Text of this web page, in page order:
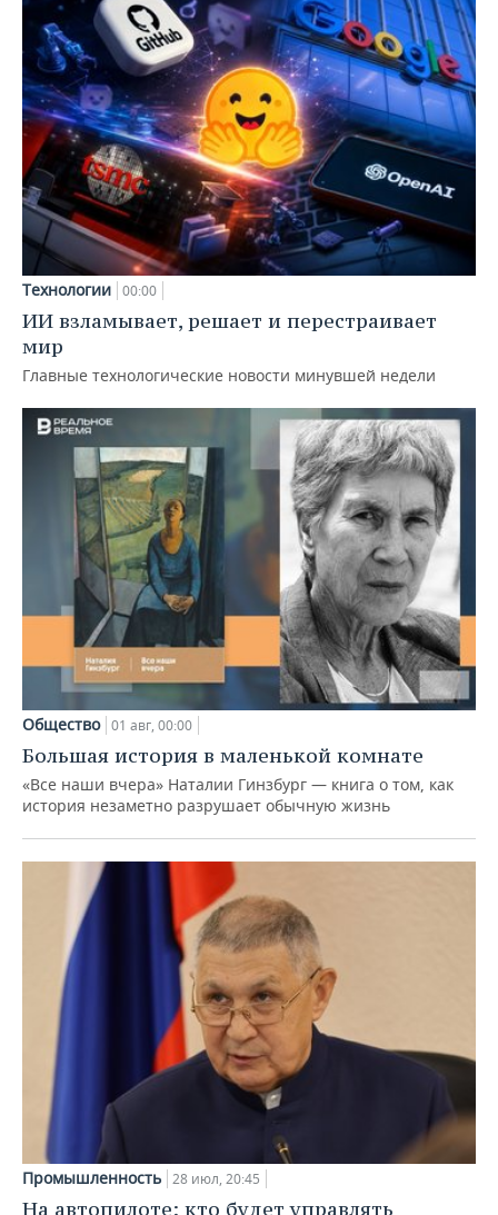
Технологии 00:00
ИИ взламывает, решает и перестраивает
мир
Главные технологические новости минувшей недели
Общество 01 авг, 00:00
Большая история в маленькой комнате
«Все наши вчера» Наталии Гинзбург — книга о том, как
история незаметно разрушает обычную жизнь
Промышленность 28 июл, 20:45
На автопилоте: кто будет управлять